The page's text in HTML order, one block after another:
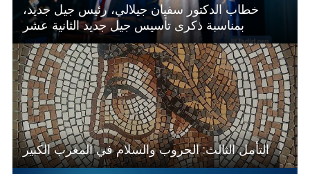
خطاب الدكتور سفيان جيلالي، رئيس جيل جديد،
بمناسبة ذكرى تأسيس جيل جديد الثانية عشر
التأمل الثالث: الحروب والسلام في المغرب الكبير